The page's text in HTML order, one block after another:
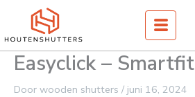
de
inhoudEasyclick – Smartfit
Door wooden shutters / juni 16, 2024